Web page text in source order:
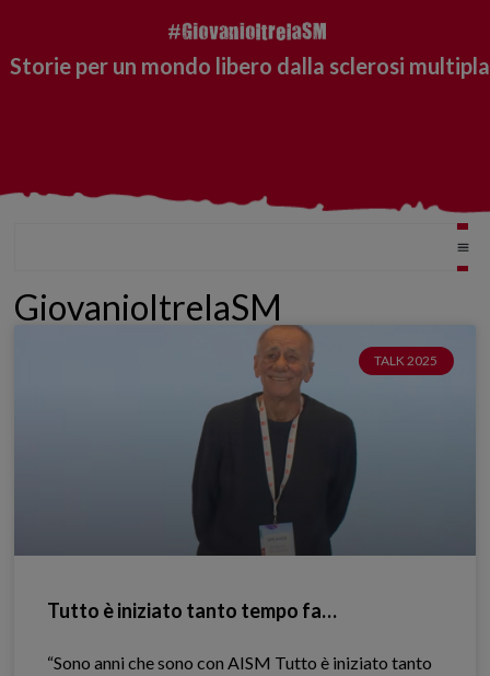
Storie per un mondo libero dalla sclerosi multipla
GiovanioltrelaSM
TALK 2025
Tutto è iniziato tanto tempo fa…
“Sono anni che sono con AISM Tutto è iniziato tanto